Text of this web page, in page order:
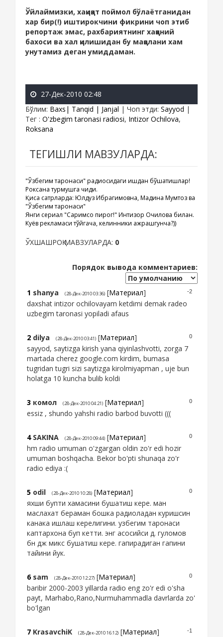
Ўйлаймизки, хақиқат поймол бўлаётганидан
хар бир(!) иштирокчини фикрини чоп этиб
репортаж эмас, рахбариятнинг хаққоний
бахоси ва хал қилишидан бу мақолани хам
унутамиз деган умиддаман.
27-Дек-2010 02:48
Бўлим: Baxs| Tanqid | Janjal | Чоп этди: Sayyod |
Тег : O'zbegim taronasi radiosi, Intizor Ochilova,
Roksana
ТЕГИШЛИ МАВЗУЛАРДА:
"Ўзбегим таронаси" радиосидаги ишдан бўшатишлар!
Роксана турмушга чиқди.
Қисқа сатрларда: Юлдуз Ибрагимовна, Мадина Мумтоз ва
"Ўзбегим таронаси"
Янги сериал "Саримсоқ пирог!" Интизор Очилова билан.
Куёв рекламаси тўйгача, келинники ажрашгунча?))
ЎХШАШРОҚ МАВЗУЛАРДА: 0
Порядок вывода комментариев:
-2
1 shanya (28-Дек-2010 03:36) [Материал]
daxshat intizor ochilovayam ketdimi demak radeo
uzbegim taronasi yopiladi afaus
0
2 dilya (28-Дек-2010 03:41) [Материал]
sayyod, saytizga kirish yana qiyinlashvotti, zorga 7
martada cherez google.com kirdim, bumasa
tugridan tugri sizi saytizga kirolmiyapman , uje bun
holatga 10 kuncha bulib koldi
0
3 комол (28-Дек-2010 04:21) [Материал]
essiz , shundo yahshi radio barbod buvotti (((
0
4 SAKINA (28-Дек-2010 09:44) [Материал]
hm radio umuman o'zgargan oldin zo'r edi hozir
umuman boshqacha. Bekor bo'pti shunaqa zo'r
radio ediya :(
0
5 odil (28-Дек-2010 10:28) [Материал]
яхши бупти хамасини бушатиш кере. ман
маслахат бераман бошка радиоладан куришсин
канака ишлаш керелигини. узбегим таронаси
каптархона буп кетти. энг асосийси д. гуломов
бн дж микс бушатиш кере. гапирадиган гапини
тайини йук.
0
6 sam (28-Дек-2010 12:27) [Материал]
baribir 2000-2003 yillarda radio eng zo'r edi o'sha
payt, Marhabo,Rano,Nurmuhammadla davrlarda zo'
bo'lgan
-1
7 KrasavchiK (28-Дек-2010 16:12) [Материал]